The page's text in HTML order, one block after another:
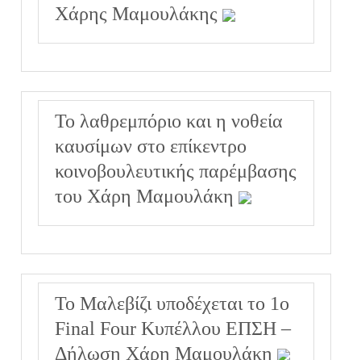
Χάρης Μαμουλάκης
Το λαθρεμπόριο και η νοθεία
καυσίμων στο επίκεντρο
κοινοβουλευτικής παρέμβασης
του Χάρη Μαμουλάκη
Το Μαλεβίζι υποδέχεται το 1ο
Final Four Κυπέλλου ΕΠΣΗ –
Δήλωση Χάρη Μαμουλάκη